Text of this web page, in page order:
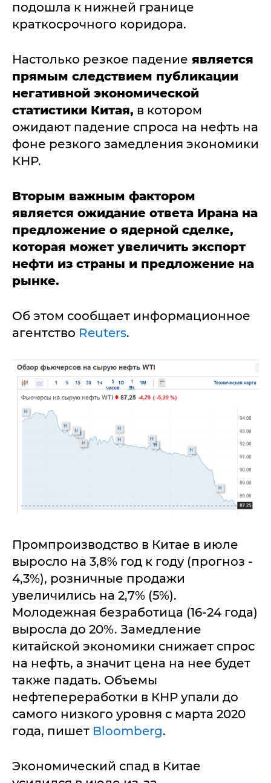
подошла к нижней границе
краткосрочного коридора.
Настолько резкое падение является
прямым следствием публикации
негативной экономической
статистики Китая, в котором
ожидают падение спроса на нефть на
фоне резкого замедления экономики
КНР.
Вторым важным фактором
является ожидание ответа Ирана на
предложение о ядерной сделке,
которая может увеличить экспорт
нефти из страны и предложение на
рынке.
Об этом сообщает информационное
агентство Reuters.
Промпроизводство в Китае в июле
выросло на 3,8% год к году (прогноз -
4,3%), розничные продажи
увеличились на 2,7% (5%).
Молодежная безработица (16-24 года)
выросла до 20%. Замедление
китайской экономики снижает спрос
на нефть, а значит цена на нее будет
также падать. Объемы
нефтепереработки в КНР упали до
самого низкого уровня с марта 2020
года, пишет Bloomberg.
Экономический спад в Китае